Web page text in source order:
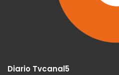
Diario Tvcanal5